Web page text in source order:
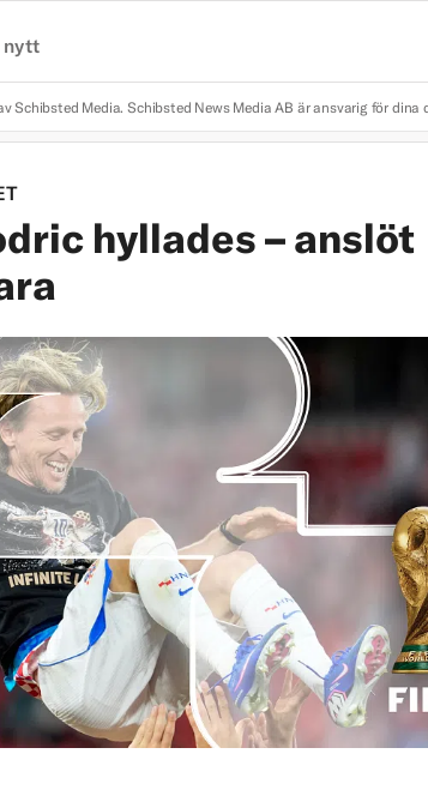
nytt
Schibsted Media. Schibsted News Media AB är ansvarig för dina
hyllades – anslöt